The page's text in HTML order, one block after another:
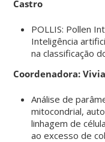
Castro
POLLIS: Pollen
Inteligência
na classificação
Coordenadora:
Análise de
mitocondrial,
linhagem de
ao excesso de